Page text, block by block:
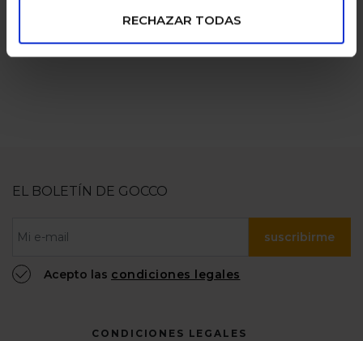
RECHAZAR TODAS
numerosas
EL BOLETÍN DE GOCCO
suscribirme
Acepto las condiciones legales
CONDICIONES LEGALES